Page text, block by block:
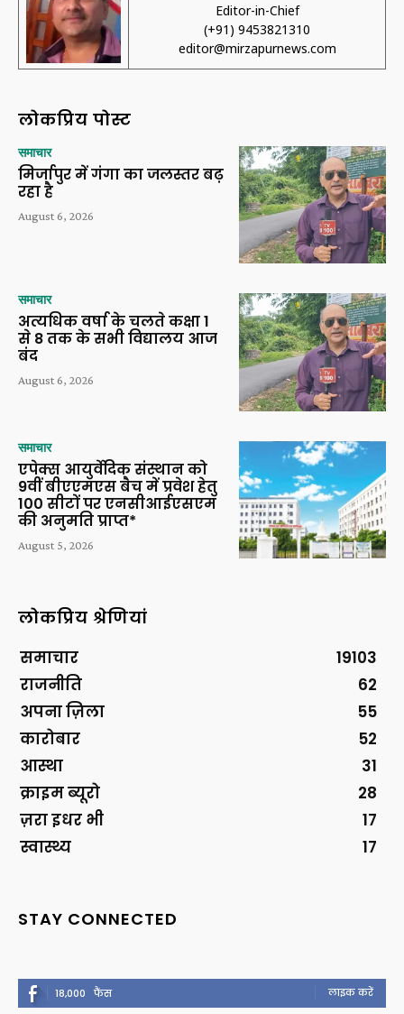
Editor-in-Chief
(+91) 9453821310
editor@mirzapurnews.com
लोकप्रिय पोस्ट
समाचार
मिर्जापुर में गंगा का जलस्तर बढ़
रहा है
August 6, 2026
समाचार
अत्यधिक वर्षा के चलते कक्षा 1
से 8 तक के सभी विद्यालय आज
बंद
August 6, 2026
समाचार
एपेक्स आयुर्वेदिक संस्थान को
9वीं बीएएमएस बैच में प्रवेश हेतु
100 सीटों पर एनसीआईएसएम
की अनुमति प्राप्त*
August 5, 2026
लोकप्रिय श्रेणियां
समाचार
19103
राजनीति
62
अपना ज़िला
55
कारोबार
52
आस्था
31
क्राइम ब्यूरो
28
ज़रा इधर भी
17
स्वास्थ्य
17
STAY CONNECTED
18,000 फैंस लाइक करें